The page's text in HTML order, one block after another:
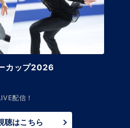
木下カンセーサマーカップ2026
8月11日(火)～12日(水)LIVE配信！
ご視聴はこちら